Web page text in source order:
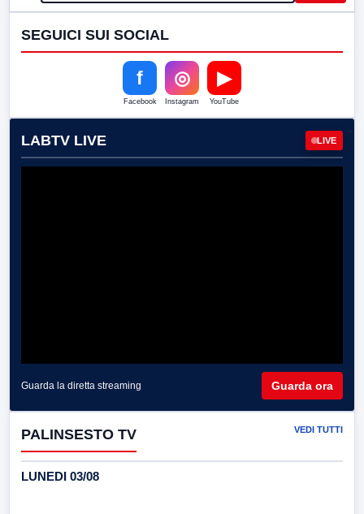
SEGUICI SUI SOCIAL
f
Facebook
◎
Instagram
▶
YouTube
LABTV LIVE LIVE
Guarda la diretta streaming Guarda ora
PALINSESTO TV VEDI TUTTI
LUNEDI 03/08